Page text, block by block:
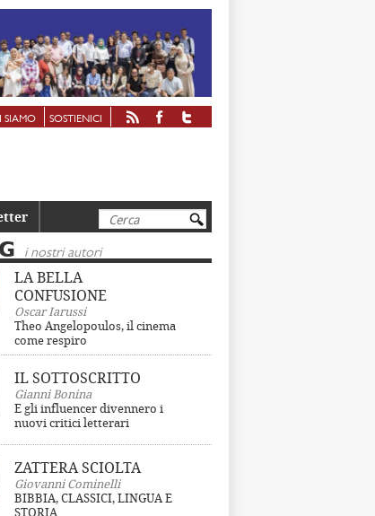
SIAMO SOSTIENICI
Cerca
i nostri autori
LA BELLA
CONFUSIONE
Oscar Iarussi
Theo Angelopoulos, il cinema
come respiro
IL SOTTOSCRITTO
Gianni Bonina
E gli influencer divennero i
nuovi critici letterari
ZATTERA SCIOLTA
Giovanni Cominelli
BIBBIA, CLASSICI, LINGUA E
STORIA